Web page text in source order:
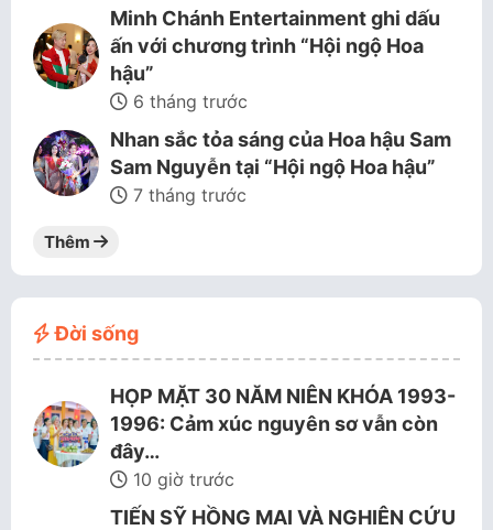
Minh Chánh Entertainment ghi dấu
ấn với chương trình “Hội ngộ Hoa
hậu”
6 tháng trước
Nhan sắc tỏa sáng của Hoa hậu Sam
Sam Nguyễn tại “Hội ngộ Hoa hậu”
7 tháng trước
Thêm
Đời sống
HỌP MẶT 30 NĂM NIÊN KHÓA 1993-
1996: Cảm xúc nguyên sơ vẫn còn
đây…
10 giờ trước
TIẾN SỸ HỒNG MAI VÀ NGHIÊN CỨU